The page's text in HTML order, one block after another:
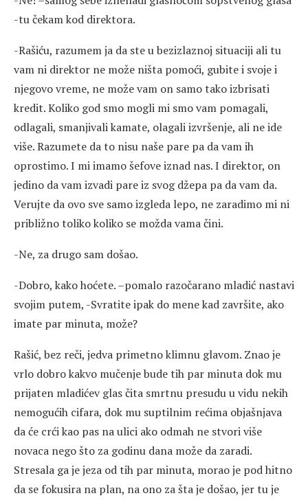
-tu čekam kod direktora.
-Rašiću, razumem ja da ste u bezizlaznoj situaciji ali tu
vam ni direktor ne može ništa pomoći, gubite i svoje i
njegovo vreme, ne može vam on samo tako izbrisati
kredit. Koliko god smo mogli mi smo vam pomagali,
odlagali, smanjivali kamate, olagali izvršenje, ali ne ide
više. Razumete da to nisu naše pare pa da vam ih
oprostimo. I mi imamo šefove iznad nas. I direktor, on
jedino da vam izvadi pare iz svog džepa pa da vam da.
Verujte da ovo sve samo izgleda lepo, ne zaradimo mi ni
približno toliko koliko se možda vama čini.
-Ne, za drugo sam došao.
-Dobro, kako hoćete. –pomalo razočarano mladić nastavi
svojim putem, -Svratite ipak do mene kad završite, ako
imate par minuta, može?
Rašić, bez reči, jedva primetno klimnu glavom. Znao je
vrlo dobro kakvo mučenje bude tih par minuta dok mu
prijaten mladićev glas čita smrtnu presudu u vidu nekih
nemogućih cifara, dok mu suptilnim rećima objašnjava
da će crći kao pas na ulici ako odmah ne stvori više
novaca nego što za godinu dana može da zaradi.
Stresala ga je jeza od tih par minuta, morao je pod hitno
da se fokusira na plan, na ono za šta je došao, jer tu je